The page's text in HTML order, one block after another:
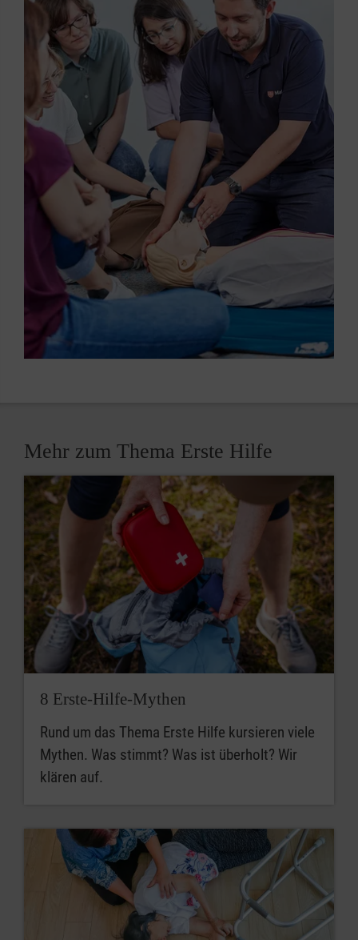
Mehr zum Thema Erste Hilfe
8 Erste-Hilfe-Mythen
Rund um das Thema Erste Hilfe kursieren viele
Mythen. Was stimmt? Was ist überholt? Wir
klären auf.